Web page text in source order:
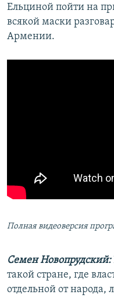
Ельциной пойти на
всякой маски
Армении.
Полная видеоверсия
Семен Новопрудский:
такой стране, где
отдельной от